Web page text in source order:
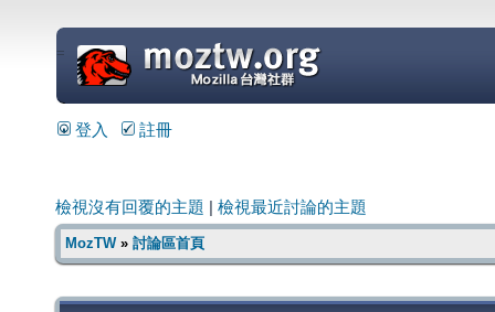
=
登入 註冊
檢視沒有回覆的主題 檢視最近討論的主題
MozTW» 討論區首頁